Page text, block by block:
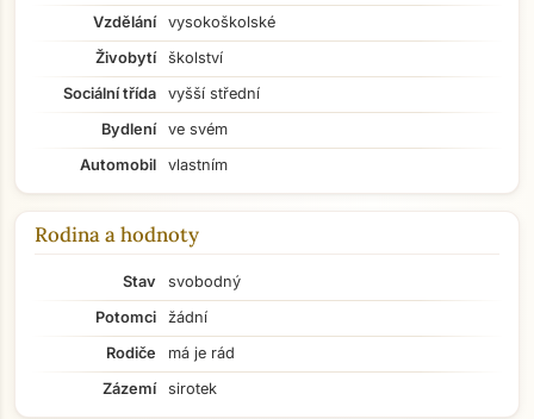
Vzdělání
vysokoškolské
Živobytí
školství
Sociální třída
vyšší střední
Bydlení
ve svém
Automobil
vlastním
Rodina a hodnoty
Stav
svobodný
Potomci
žádní
Rodiče
má je rád
Zázemí
sirotek